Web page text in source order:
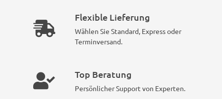
Flexible Lieferung
Wählen Sie Standard, Express oder
Terminversand.
Top Beratung
Persönlicher Support von Experten.